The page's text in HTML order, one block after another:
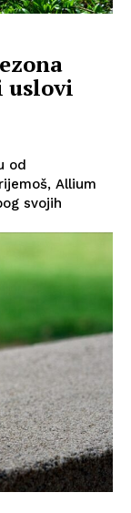
uslovi
od
Allium
svojih